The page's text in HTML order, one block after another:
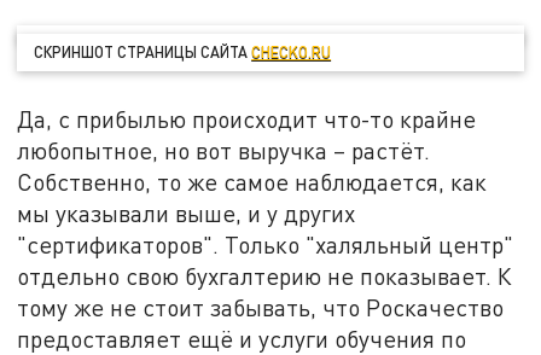
СКРИНШОТ СТРАНИЦЫ САЙТАCHECKO.RU
Да, с прибылью происходит что-то крайне
любопытное, но вот выручка – растёт.
Собственно, то же самое наблюдается, как
мы указывали выше, и у других
"сертификаторов". Только "халяльный центр"
отдельно свою бухгалтерию не показывает. К
тому же не стоит забывать, что Роскачество
предоставляет ещё и услуги обучения по